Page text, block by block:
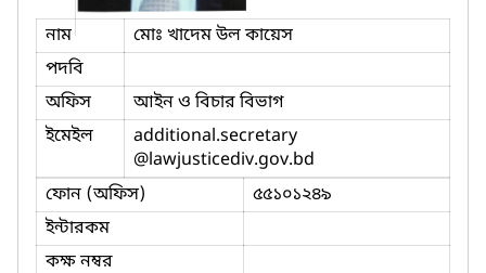
নাম
মোঃ খাদেম উল কায়েস
পদবি
অফিস
আইন ও বিচার বিভাগ
ইমেইল
additional.secretary
@lawjusticediv.gov.bd
ফোন (অফিস)
৫৫১০১২৪৯
ইন্টারকম
কক্ষ নম্বর